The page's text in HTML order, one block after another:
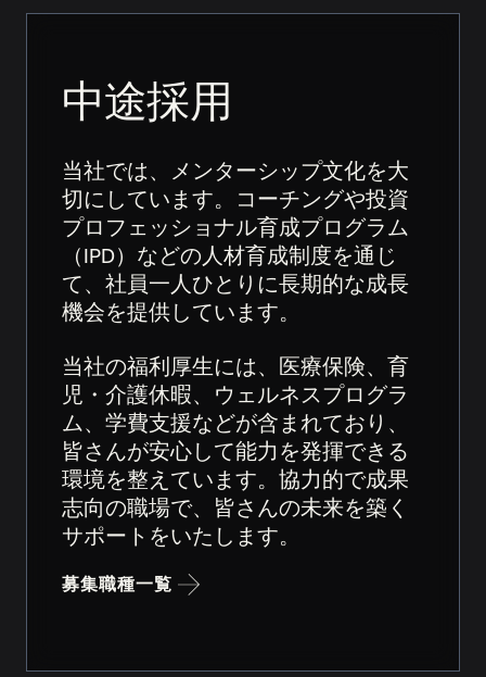
中途採用
当社では、メンターシップ文化を大
切にしています。コーチングや投資
プロフェッショナル育成プログラム
（IPD）などの人材育成制度を通じ
て、社員一人ひとりに長期的な成長
機会を提供しています。
当社の福利厚生には、医療保険、育
児・介護休暇、ウェルネスプログラ
ム、学費支援などが含まれており、
皆さんが安心して能力を発揮できる
環境を整えています。協力的で成果
志向の職場で、皆さんの未来を築く
サポートをいたします。
募集職種一覧